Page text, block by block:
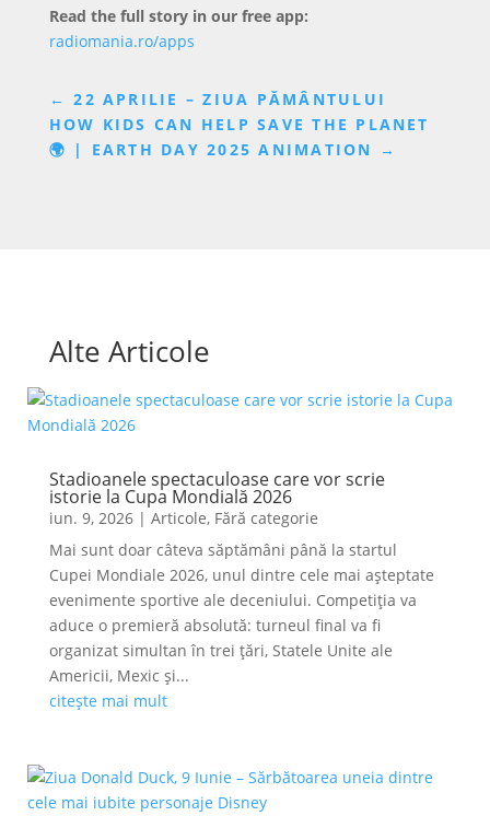
Read the full story in our free app:
radiomania.ro/apps
←22 APRILIE – ZIUA PĂMÂNTULUI
HOW KIDS CAN HELP SAVE THE PLANET
🌍 | EARTH DAY 2025 ANIMATION →
Alte Articole
Stadioanele spectaculoase care vor scrie
istorie la Cupa Mondială 2026
iun. 9, 2026| Articole, Fără categorie
Mai sunt doar câteva săptămâni până la startul
Cupei Mondiale 2026, unul dintre cele mai așteptate
evenimente sportive ale deceniului. Competiția va
aduce o premieră absolută: turneul final va fi
organizat simultan în trei țări, Statele Unite ale
Americii, Mexic și...
citește mai mult